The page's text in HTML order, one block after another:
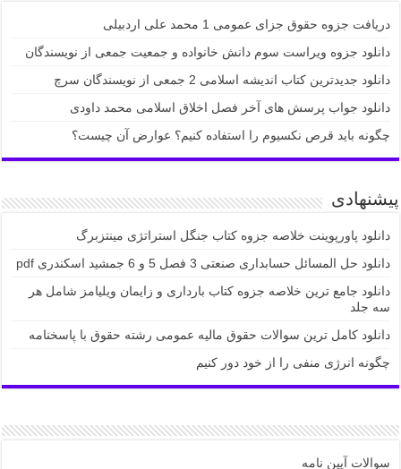
دریافت جزوه حقوق جزای عمومی 1 محمد علی اردبیلی
دانلود جزوه ویراست سوم دانش خانواده و جمعیت جمعی از نویسندگان
دانلود جدیدترین کتاب اندیشه اسلامی 2 جمعی از نویسندگان سرچ
دانلود جواب پرسش های آخر فصل اخلاق اسلامی محمد داودی
چگونه باید قرص نکسیوم را استفاده کنیم؟ عوارض آن چیست؟
پیشنهادی
دانلود پاورپوینت خلاصه جزوه کتاب جنگل استراتژی مینتزبرگ
دانلود حل المسائل حسابداری صنعتی 3 فصل 5 و 6 جمشید اسکندری pdf
دانلود جامع ترین خلاصه جزوه کتاب بارداری و زایمان ویلیامز شامل هر
سه جلد
دانلود کامل ترین سوالات حقوق ماليه عمومی رشته حقوق با پاسخنامه
چگونه انرژی منفی را از خود دور کنیم
سوالات آیین نامه